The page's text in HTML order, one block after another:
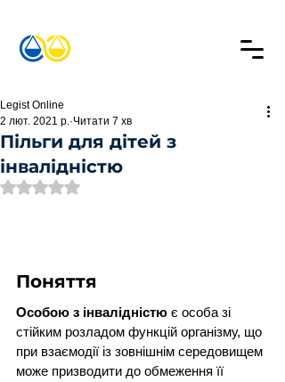
Пільги для дітей з
інвалідністю
Legist Online
2 лют. 2021 р. Читати 7 хв
Оцінка: NaN з 5 зірок.
Поняття
Особою з інвалідністю є особа зі
стійким розладом функцій організму, що
при взаємодії із зовнішнім середовищем
може призводити до обмеження її